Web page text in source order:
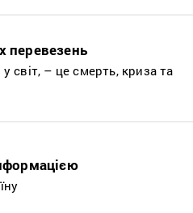
перевезень
світ, ­– це смерть, криза та